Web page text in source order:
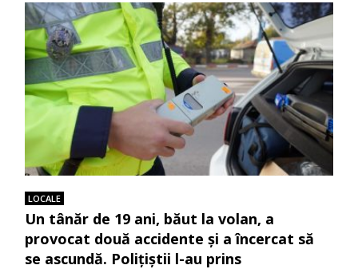
LOCALE
Un tânăr de 19 ani, băut la volan, a
provocat două accidente și a încercat să
se ascundă. Polițiștii l-au prins